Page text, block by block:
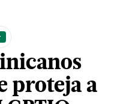
proteja a